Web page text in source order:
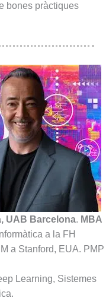
bones pràctiques
UAB Barcelona. MBA
a la FH
a Stanford, EUA. PMP
Learning, Sistemes